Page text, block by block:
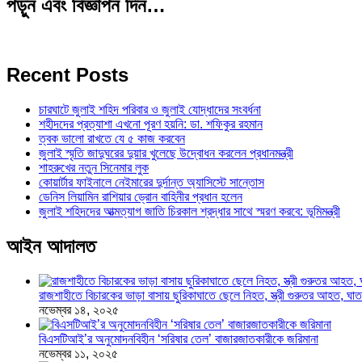
পড়ুন এবং বিজ্ঞাপন দিন…
Recent Posts
চারঘাটে জুলাই শহিদ পরিবার ও জুলাই যোদ্ধাদের সংবর্ধনা
শহীদদের প্রত্যাশা এখনো পূরণ হয়নি: ডা. শফিকুর রহমান
ত্বক ভালো রাখতে যে ৫ কাজ করবেন
জুলাই স্মৃতি জাদুঘরের দুয়ার খুলেছে উদ্বোধন করলেন প্রধানমন্ত্রী
শাহরুখের নতুন সিনেমার লুক
কোয়ার্টার ফাইনালে নেইমারের দুর্দান্ত অ্যাসিস্টে সান্তোস
ডেনিস লিয়ামিন রাশিয়ার ড্রোন বাহিনীর প্রধান হলেন
জুলাই শহিদদের আত্মত্যাগ জাতি চিরকাল শ্রদ্ধার সাথে স্মরণ করবে: ভূমিমন্ত্রী
আইন আদালত
রাজশাহীতে বিচারকের ভাড়া বাসায় ছুরিকাঘাতে ছেলে নিহত, স্ত্রী গুরুতর আহত,
নভেম্বর ১৪, ২০২৫
বিএসটিআই’র অনুমোদনবিহীন ‘সরিষার তেল’ বাজারজাতকারীকে জরিমানা
নভেম্বর ১১, ২০২৫